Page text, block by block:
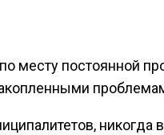
месту постоянной
никогда